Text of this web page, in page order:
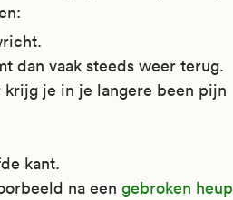
dan vaak steeds weer terug.
je in je langere been pijn
kant.
na een gebroken heup